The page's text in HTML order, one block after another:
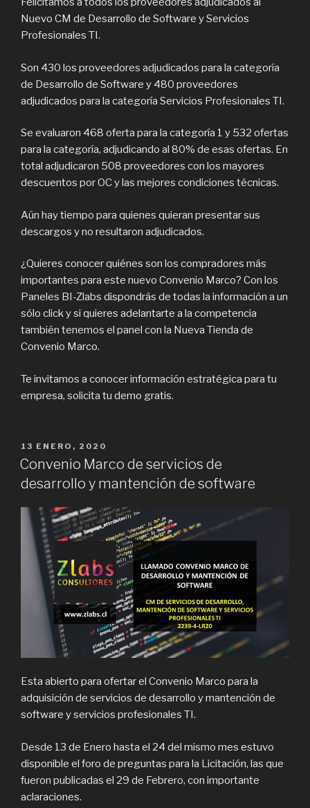
Nuevo CM de Desarrollo de Software y Servicios
Profesionales TI.
Son 430 los proveedores adjudicados para la categoría
de Desarrollo de Software y 480 proveedores
adjudicados para la categoría Servicios Profesionales TI.
Se evaluaron 468 oferta para la categoría 1 y 532 ofertas
para la categoría, adjudicando al 80% de esas ofertas. En
total adjudicaron 508 proveedores con los mayores
descuentos por OC y las mejores condiciones técnicas.
Aún hay tiempo para quienes quieran presentar sus
descargos y no resultaron adjudicados.
¿Quieres conocer quiénes son los compradores más
importantes para este nuevo Convenio Marco? Con los
Paneles BI-Zlabs dispondrás de todas la información a un
sólo click y si quieres adelantarte a la competencia
también tenemos el panel con la Nueva Tienda de
Convenio Marco.
Te invitamos a conocer información estratégica para tu
empresa, solicita tu demo gratis.
PUBLICADO
EN
13 ENERO, 2020
Convenio Marco de servicios de
desarrollo y mantención de software
Esta abierto para ofertar el Convenio Marco para la
adquisición de servicios de desarrollo y mantención de
software y servicios profesionales TI.
Desde 13 de Enero hasta el 24 del mismo mes estuvo
disponible el foro de preguntas para la Licitación, las que
fueron publicadas el 29 de Febrero, con importante
aclaraciones.